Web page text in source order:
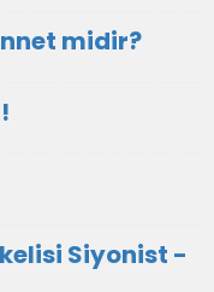
midir?
Siyonist -